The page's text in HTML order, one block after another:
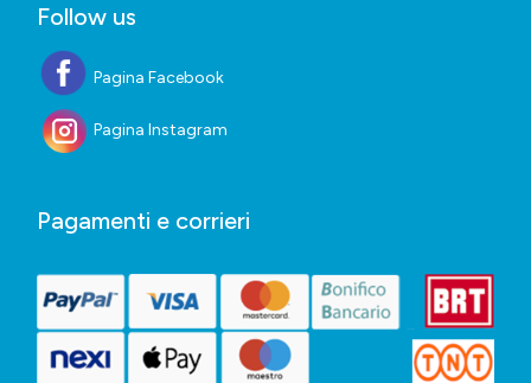
Follow us
Pagina Facebook
Pagina Instagram
Pagamenti e corrieri